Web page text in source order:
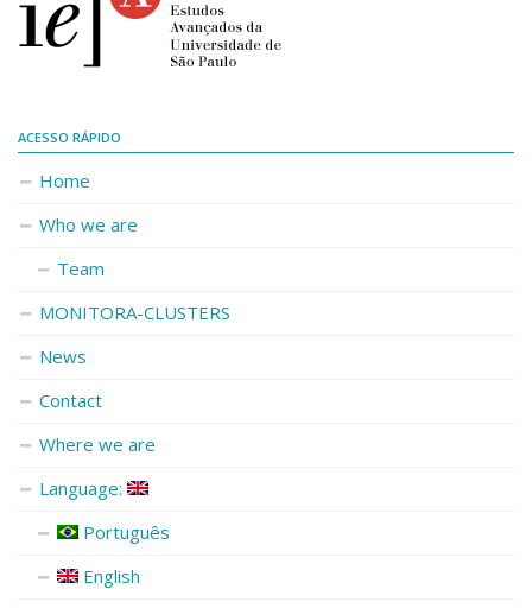
ACESSO RÁPIDO
Home
Who we are
Team
MONITORA-CLUSTERS
News
Contact
Where we are
Language:
Português
English